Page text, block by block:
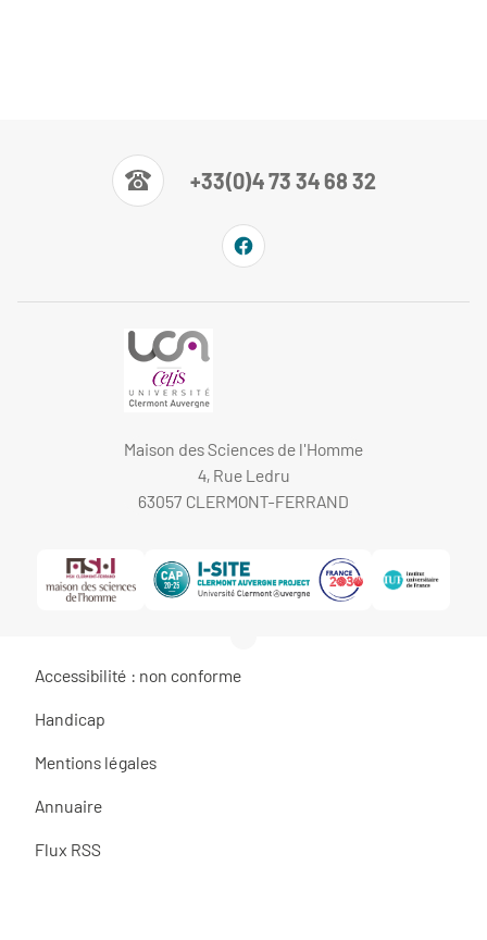
+33(0)4 73 34 68 32
Maison des Sciences de l'Homme
4, Rue Ledru
63057 CLERMONT-FERRAND
Accessibilité : non conforme
Handicap
Mentions légales
Annuaire
Flux RSS